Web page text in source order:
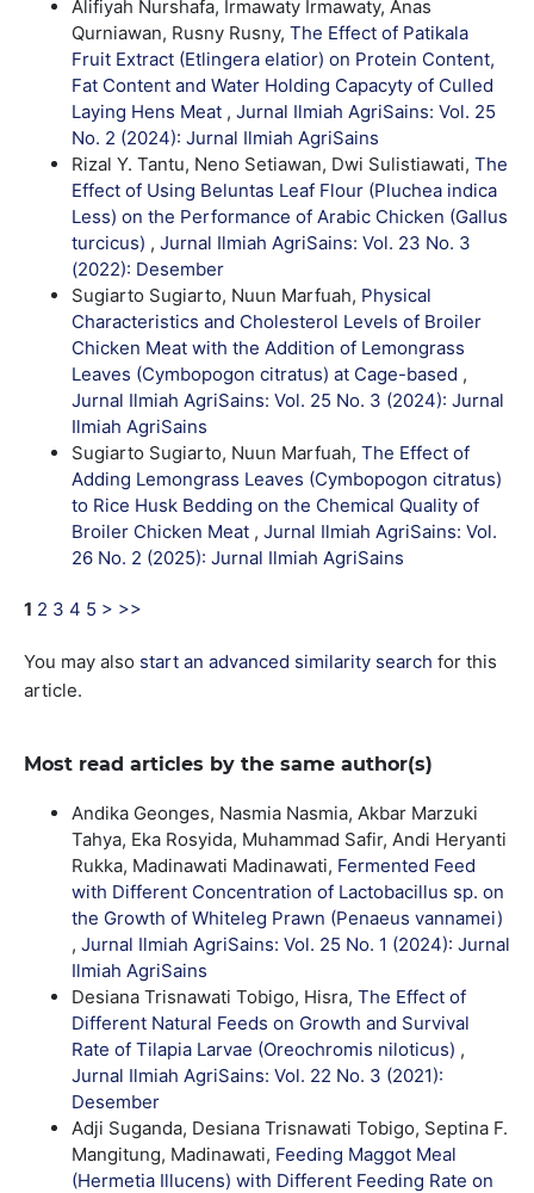
Alifiyah Nurshafa, Irmawaty Irmawaty, Anas
Qurniawan, Rusny Rusny, The Effect of Patikala
Fruit Extract (Etlingera elatior) on Protein Content,
Fat Content and Water Holding Capacyty of Culled
Laying Hens Meat , Jurnal Ilmiah AgriSains: Vol. 25
No. 2 (2024): Jurnal Ilmiah AgriSains
Rizal Y. Tantu, Neno Setiawan, Dwi Sulistiawati, The
Effect of Using Beluntas Leaf Flour (Pluchea indica
Less) on the Performance of Arabic Chicken (Gallus
turcicus) , Jurnal Ilmiah AgriSains: Vol. 23 No. 3
(2022): Desember
Sugiarto Sugiarto, Nuun Marfuah, Physical
Characteristics and Cholesterol Levels of Broiler
Chicken Meat with the Addition of Lemongrass
Leaves (Cymbopogon citratus) at Cage-based ,
Jurnal Ilmiah AgriSains: Vol. 25 No. 3 (2024): Jurnal
Ilmiah AgriSains
Sugiarto Sugiarto, Nuun Marfuah, The Effect of
Adding Lemongrass Leaves (Cymbopogon citratus)
to Rice Husk Bedding on the Chemical Quality of
Broiler Chicken Meat , Jurnal Ilmiah AgriSains: Vol.
26 No. 2 (2025): Jurnal Ilmiah AgriSains
1 2 3 4 5 > >>
You may also start an advanced similarity search for this
article.
Most read articles by the same author(s)
Andika Geonges, Nasmia Nasmia, Akbar Marzuki
Tahya, Eka Rosyida, Muhammad Safir, Andi Heryanti
Rukka, Madinawati Madinawati, Fermented Feed
with Different Concentration of Lactobacillus sp. on
the Growth of Whiteleg Prawn (Penaeus vannamei)
, Jurnal Ilmiah AgriSains: Vol. 25 No. 1 (2024): Jurnal
Ilmiah AgriSains
Desiana Trisnawati Tobigo, Hisra, The Effect of
Different Natural Feeds on Growth and Survival
Rate of Tilapia Larvae (Oreochromis niloticus) ,
Jurnal Ilmiah AgriSains: Vol. 22 No. 3 (2021):
Desember
Adji Suganda, Desiana Trisnawati Tobigo, Septina F.
Mangitung, Madinawati, Feeding Maggot Meal
(Hermetia Illucens) with Different Feeding Rate on